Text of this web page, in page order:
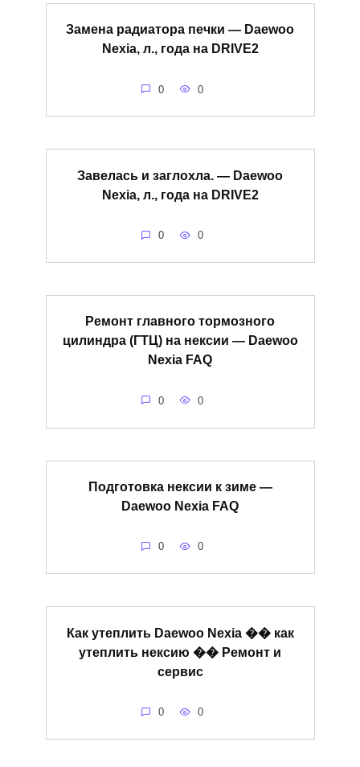
Замена радиатора печки — Daewoo
Nexia, л., года на DRIVE2
0 0
Завелась и заглохла. — Daewoo
Nexia, л., года на DRIVE2
0 0
Ремонт главного тормозного
цилиндра (ГТЦ) на нексии — Daewoo
Nexia FAQ
0 0
Подготовка нексии к зиме —
Daewoo Nexia FAQ
0 0
Как утеплить Daewoo Nexia �� как
утеплить нексию �� Ремонт и
сервис
0 0